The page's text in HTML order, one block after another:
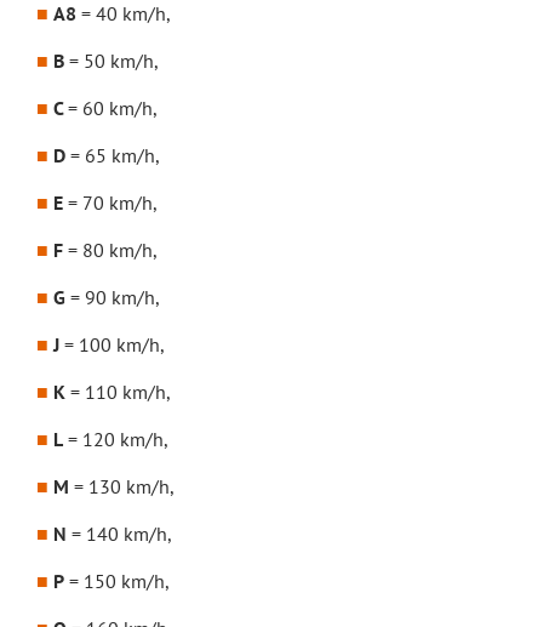
A8 = 40 km/h,
B = 50 km/h,
C= 60 km/h,
D = 65 km/h,
E = 70 km/h,
F = 80 km/h,
G = 90 km/h,
J = 100 km/h,
K = 110 km/h,
L = 120 km/h,
M = 130 km/h,
N = 140 km/h,
P = 150 km/h,